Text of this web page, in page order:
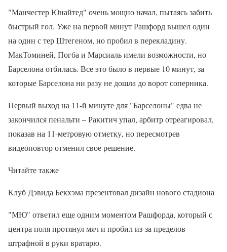
"Манчестер Юнайтед" очень мощно начал, пытаясь забить
быстрый гол. Уже на первой минут Рашфорд вышел один
на один с тер Штегеном, но пробил в перекладину.
МакТоминей, Погба и Марсиаль имели возможности, но
Барселона отбилась. Все это было в первые 10 минут, за
которые Барселона ни разу не дошла до ворот соперника.
Первый выход на 11-й минуте для "Барселоны" едва не
закончился пенальти – Ракитич упал, арбитр отреагировал,
показав на 11-метровую отметку, но пересмотрев
видеоповтор отменил свое решение.
Читайте также
Клуб Дэвида Бекхэма презентовал дизайн нового стадиона
"МЮ" ответил еще одним моментом Рашфорда, который с
центра поля протянул мяч и пробил из-за пределов
штрафной в руки вратарю.